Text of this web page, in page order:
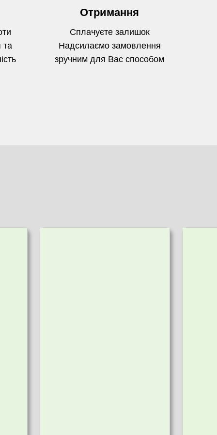
та
Отримання
Сплачуєте залишок
Надсилаємо замовлення
зручним для Вас способом